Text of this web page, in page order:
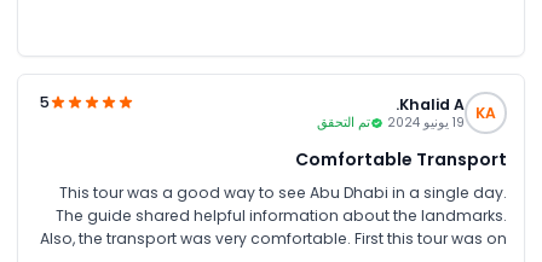
KA
Khalid A.
19 يونيو 2024 تم التحقق
5
Comfortable Transport
This tour was a good way to see Abu Dhabi in a single day.
The guide shared helpful information about the landmarks.
Also, the transport was very comfortable. First this tour was on